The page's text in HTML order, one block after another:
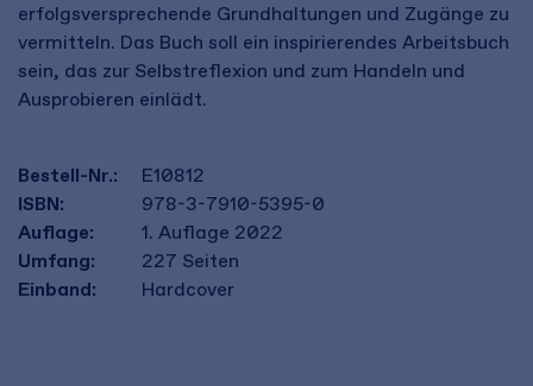
erfolgsversprechende Grundhaltungen und Zugänge zu
vermitteln. Das Buch soll ein inspirierendes Arbeitsbuch
sein, das zur Selbstreflexion und zum Handeln und
Ausprobieren einlädt.
Bestell-Nr.:
E10812
ISBN:
978-3-7910-5395-0
Auflage:
1. Auflage 2022
Umfang:
227 Seiten
Einband:
Hardcover